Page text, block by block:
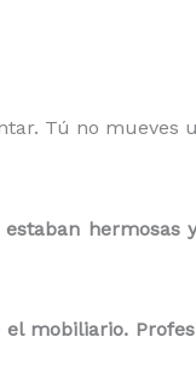
Tú no mueves
hermosas
mobiliario.